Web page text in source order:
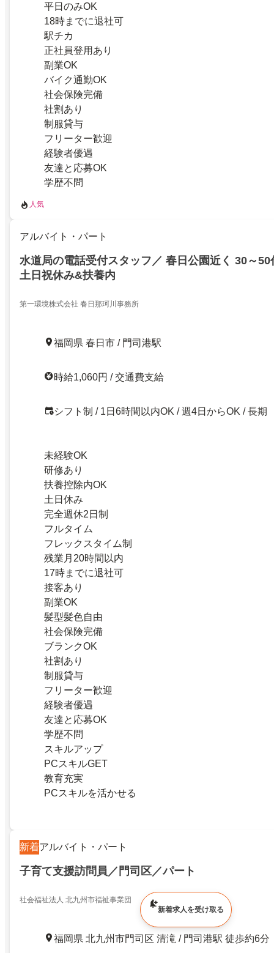
平日のみOK
18時までに退社可
駅チカ
正社員登用あり
副業OK
バイク通勤OK
社会保険完備
社割あり
制服貸与
フリーター歓迎
経験者優遇
友達と応募OK
学歴不問
人気
アルバイト・パート
水道局の電話受付スタッフ／ 春日公園近く 30～
土日祝休み&扶養内
第一環境株式会社 春日那珂川事務所
福岡県 春日市 / 門司港駅
時給1,060円 / 交通費支給
シフト制 / 1日6時間以内OK / 週4日からOK / 長期
未経験OK
研修あり
扶養控除内OK
土日休み
完全週休2日制
フルタイム
フレックスタイム制
残業月20時間以内
17時までに退社可
接客あり
副業OK
髪型髪色自由
社会保険完備
ブランクOK
社割あり
制服貸与
フリーター歓迎
経験者優遇
友達と応募OK
学歴不問
スキルアップ
PCスキルGET
教育充実
PCスキルを活かせる
新着アルバイト・パート
子育て支援訪問員／門司区／パート
社会福祉法人 北九州市福祉事業団
福岡県 北九州市門司区 清滝 / 門司港駅 徒歩約6分
新着求人を受け取る